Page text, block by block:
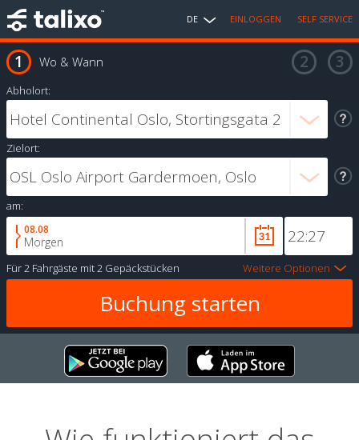
DE EINLOGGEN SELF SERVICE
Wo & Wann
Abholort:
Zielort:
am:
08.08
Morgen
Für2 Fahrgäste mit2 Gepäckstücken Weitere Optionen